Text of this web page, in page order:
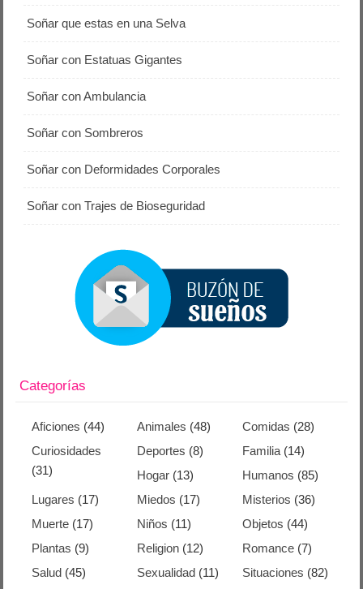
Soñar que estas en una Selva
Soñar con Estatuas Gigantes
Soñar con Ambulancia
Soñar con Sombreros
Soñar con Deformidades Corporales
Soñar con Trajes de Bioseguridad
Categorías
Aficiones (44) Animales (48) Comidas (28)
Curiosidades
(31)
Deportes (8) Familia(14)
Hogar (13) Humanos (85)
Lugares (17) Miedos (17) Misterios (36)
Muerte (17) Niños (11) Objetos (44)
Plantas (9) Religion (12) Romance(7)
Salud (45) Sexualidad (11) Situaciones (82)